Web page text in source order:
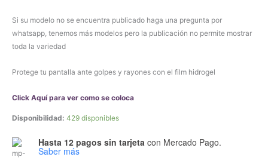
Si su modelo no se encuentra publicado haga una pregunta por
whatsapp, tenemos más modelos pero la publicación no permite mostrar
toda la variedad
Protege tu pantalla ante golpes y rayones con el film hidrogel
Click Aquí para ver como se coloca
Disponibilidad: 429 disponibles
Hasta 12 pagos sin tarjeta con Mercado Pago.
Saber más